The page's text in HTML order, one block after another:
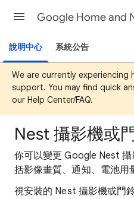
Google Home and
說明中心 系統公告
We are currently experiencing
support. You may find quick
our Help Center/FAQ.
Nest 攝影機或
你可以變更 Google Nest
括影像畫質、通知、電池用
視安裝的 Nest 攝影機或門